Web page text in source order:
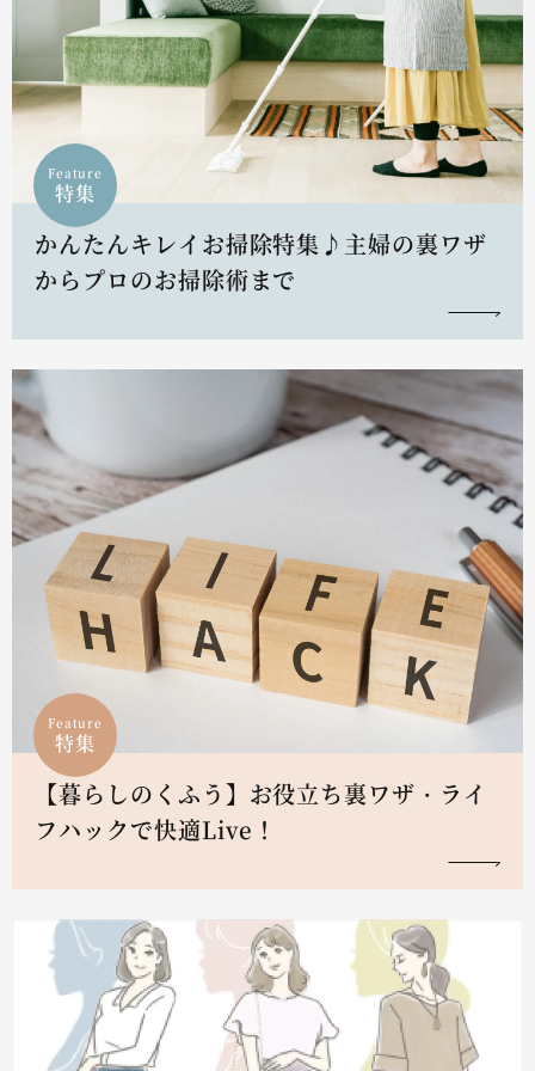
Feature
特集
かんたんキレイお掃除特集♪主婦の裏ワザ
からプロのお掃除術まで
Feature
特集
【暮らしのくふう】お役立ち裏ワザ・ライ
フハックで快適Live！